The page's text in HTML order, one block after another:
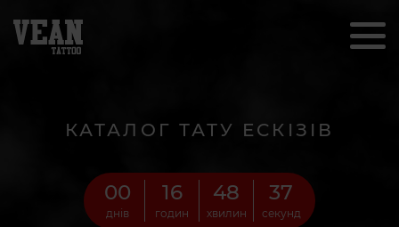
КАТАЛОГ ТАТУ ЕСКІЗІВ
00
днів
16
годин
48
хвилин
35
секунд